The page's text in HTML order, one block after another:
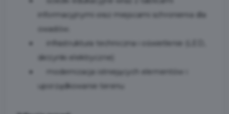
informacyjnymi oraz miejscami schronienia dla
owadów.
infrastruktura techniczna i oświetlenie (LED,
skrzynki elektryczne)
modernizacja istniejących elementów i
uporządkowanie terenu